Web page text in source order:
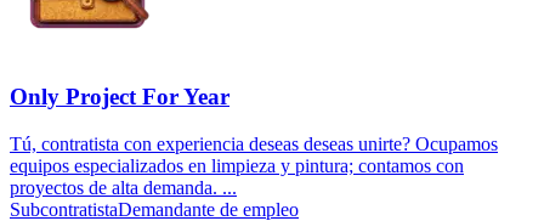
Only Project For Year
Tú, contratista con experiencia deseas deseas unirte? Ocupamos
equipos especializados en limpieza y pintura; contamos con
proyectos de alta demanda. ...
SubcontratistaDemandante de empleo